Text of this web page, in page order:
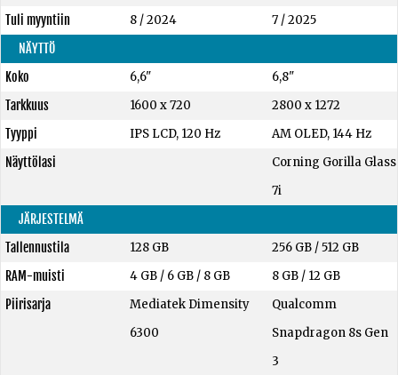
Tuli myyntiin
8 / 2024
7 / 2025
NÄYTTÖ
Koko
6,6"
6,8"
Tarkkuus
1600 x 720
2800 x 1272
Tyyppi
IPS LCD, 120 Hz
AM OLED, 144 Hz
Näyttölasi
Corning Gorilla Glass
7i
JÄRJESTELMÄ
Tallennustila
128 GB 256 GB /512 GB
RAM-muisti
4 GB/ 6 GB/ 8 GB 8 GB / 12 GB
Piirisarja
Mediatek Dimensity
6300
Qualcomm
Snapdragon 8s Gen
3